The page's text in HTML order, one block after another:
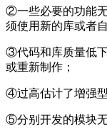
②一些必要的功能
须使用新的库或者
③代码和库质量低
或重新制作；
④过高估计了增强
⑤分别开发的模块